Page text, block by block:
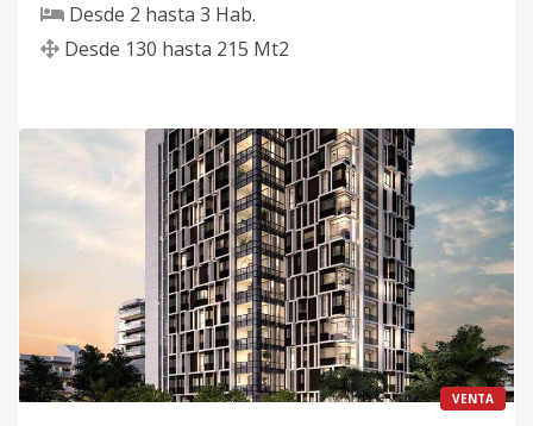
Desde 2 hasta 3 Hab.
Desde 130 hasta 215 Mt2
VENTA